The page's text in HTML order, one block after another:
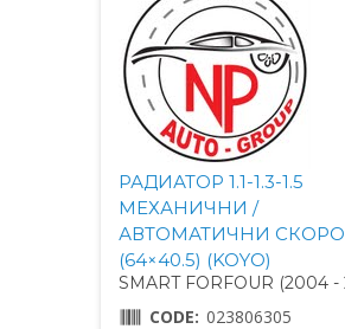
РАДИАТОР 1.1-1.3-1.5
МЕХАНИЧНИ /
АВТОМАТИЧНИ
(64×40.5) (KOYO)
SMART FORFOUR (2004 -
CODE: 023806305